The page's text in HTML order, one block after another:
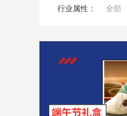
行业属性： 全部